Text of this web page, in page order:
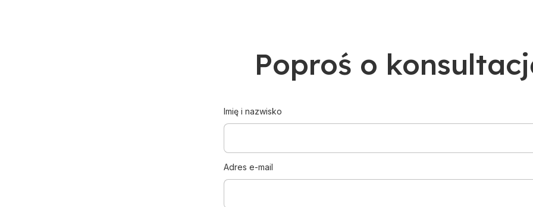
Poproś o
Imię i nazwisko
Adres e-mail